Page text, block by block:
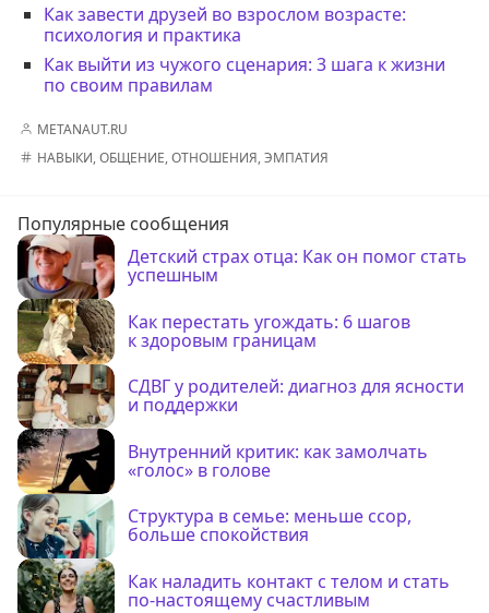
Как завести друзей во взрослом возрасте:
психология и практика
Как выйти из чужого сценария: 3 шага к жизни
по своим правилам
METANAUT.RU
НАВЫКИ,ОБЩЕНИЕ,ОТНОШЕНИЯ,ЭМПАТИЯ
Популярные сообщения
Детский страх отца: Как он помог стать
успешным
Как перестать угождать: 6 шагов
к здоровым границам
СДВГ у родителей: диагноз для ясности
и поддержки
Внутренний критик: как замолчать
«голос» в голове
Структура в семье: меньше ссор,
больше спокойствия
Как наладить контакт с телом и стать
по-настоящему счастливым